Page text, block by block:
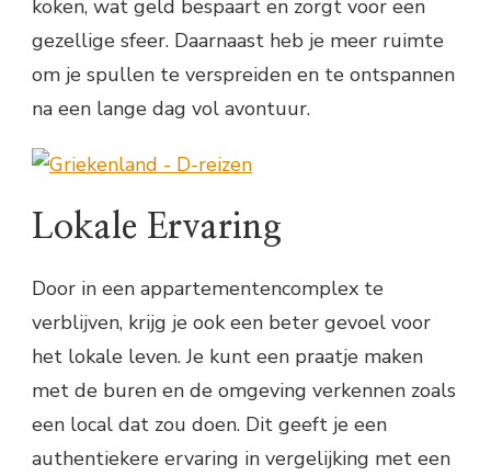
koken, wat geld bespaart en zorgt voor een
gezellige sfeer. Daarnaast heb je meer ruimte
om je spullen te verspreiden en te ontspannen
na een lange dag vol avontuur.
Lokale Ervaring
Door in een appartementencomplex te
verblijven, krijg je ook een beter gevoel voor
het lokale leven. Je kunt een praatje maken
met de buren en de omgeving verkennen zoals
een local dat zou doen. Dit geeft je een
authentiekere ervaring in vergelijking met een